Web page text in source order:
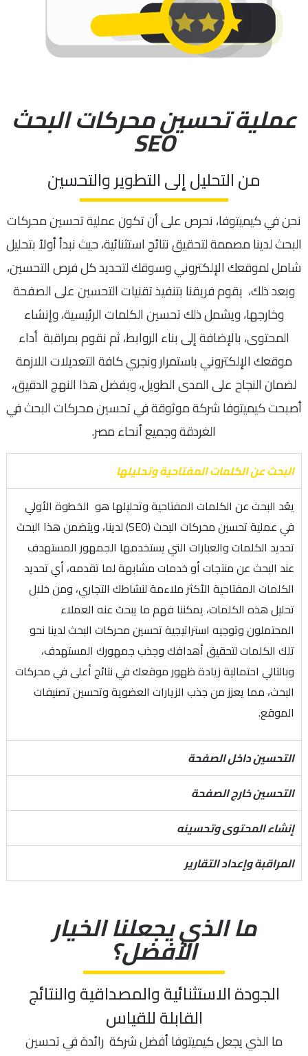
عملية تحسين محركات البحث
SEO
من التحليل إلى التطوير والتحسين
نحن في كيميتوفا، نحرص على أن تكون عملية تحسين محركات
البحث لدينا مصممة لتحقيق نتائج استثنائية، حيث نبدأ أولاً بتحليل
شامل لموقعك الإلكتروني وسوقك لتحديد كل فرص التحسين،
وبعد ذلك، يقوم فريقنا بتنفيذ تقنيات التحسين على الصفحة
وخارجها، ويشمل ذلك تحسين الكلمات الرئيسية، وإنشاء
المحتوى، بالإضافة إلى بناء الروابط، ثم نقوم بمراقبة أداء
موقعك الإلكتروني باستمرار ونجري كافة التعديلات اللازمة
لضمان النجاح على المدى الطويل، وبفضل هذا النهج الدقيق،
أصبحت كيميتوفا شركة موثوقة في تحسين محركات البحث في
الغردقة وجميع أنحاء مصر.
البحث عن الكلمات المفتاحية وتحليلها
يعُد البحث عن الكلمات المفتاحية وتحليلها هو الخطوة الأولي
في عملية تحسين محركات البحث (SEO) لدينا، ويتضمن هذا البحث
تحديد الكلمات والعبارات التي يستخدمها الجمهور المستهدف
عند البحث عن منتجات أو خدمات مشابهة لما تقدمه، أي تحديد
الكلمات المفتاحية الأكثر ملاءمة لنشاطك التجاري، ومن خلال
تحليل هذه الكلمات، يمكننا فهم ما يبحث عنه العملاء
المحتملون وتوجيه استراتيجية تحسين محركات البحث لدينا نحو
تلك الكلمات لتحقيق أهدافك وجذب جمهورك المستهدف،
وبالتالي احتمالية زيادة ظهور موقعك في نتائج أعلى في محركات
البحث، مما يعزز من جذب الزيارات العضوية وتحسين تصنيفات
الموقع.
التحسين داخل الصفحة
التحسين خارج الصفحة
إنشاء المحتوى وتحسينه
المراقبة وإعداد التقارير
ما الذي يجعلنا الخيار
الأفضل؟
الجودة الاستثنائية والمصداقية والنتائج
القابلة للقياس
ما الذي يجعل كيميتوفا أفضل شركة رائدة في تحسين